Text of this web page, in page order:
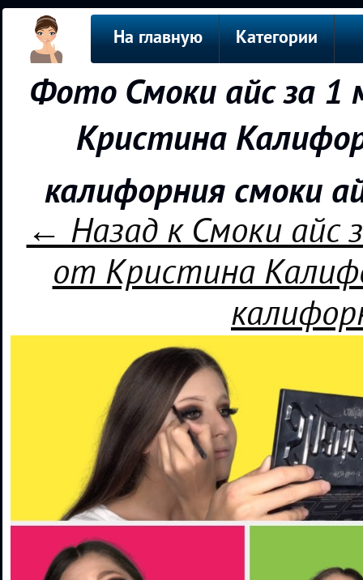
На главную Категории
Фото Смоки айс за
Кристина
калифорния смоки
← Назад к Смоки айс
от Кристина